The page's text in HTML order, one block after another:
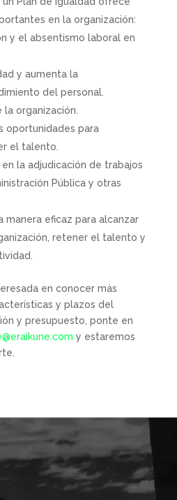
en la organización:
y el absentismo laboral en
y aumenta la
del personal.
organización.
oportunidades para
el talento.
la adjudicación de trabajos
Pública y otras
manera eficaz para alcanzar
retener el talento y
en conocer más
y plazos del
y presupuesto, ponte en
y estaremos